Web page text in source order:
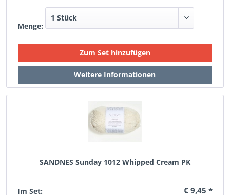
Menge:
SANDNES Sunday 1012 Whipped Cream PK
Im Set: € 9,45 *